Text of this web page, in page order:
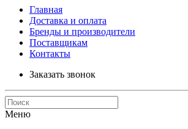
Главная
Доставка и оплата
Бренды и производители
Поставщикам
Контакты
Заказать звонок
Меню